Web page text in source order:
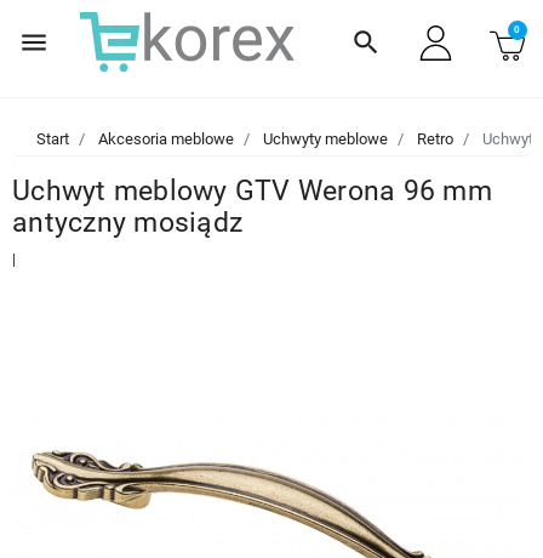
menu search 0
Start Akcesoria meblowe Uchwyty meblowe Retro Uchwyt
Uchwyt meblowy GTV Werona 96 mm
antyczny mosiądz
|